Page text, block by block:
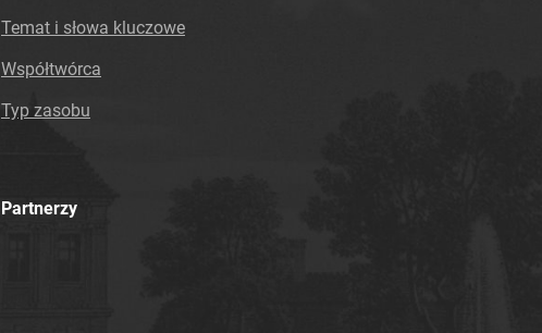
Temat i słowa kluczowe
Współtwórca
Typ zasobu
Partnerzy